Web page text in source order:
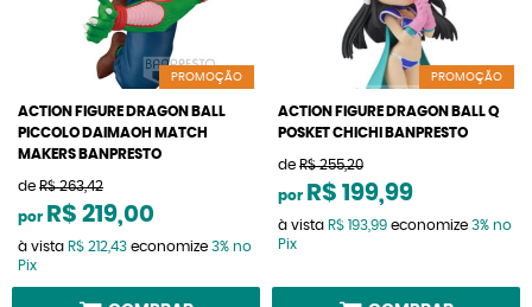
PROMOÇÃO
ACTION FIGURE DRAGON BALL
PICCOLO DAIMAOH MATCH
MAKERS BANPRESTO
de R$ 263,42
por R$ 219,00
à vista R$ 212,43 economize 3% no
Pix
PROMOÇÃO
ACTION FIGURE DRAGON BALL Q
POSKET CHICHI BANPRESTO
de R$ 255,20
por R$ 199,99
à vista R$ 193,99 economize 3% no
Pix